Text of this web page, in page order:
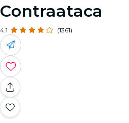
Contraataca
4.1 (1361)